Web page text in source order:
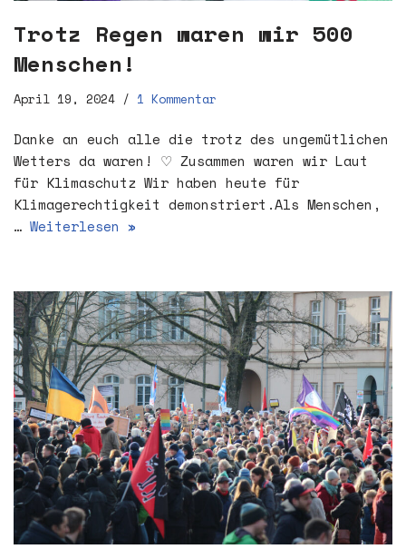
Trotz Regen waren wir 500
Menschen!
April 19, 2024 1 Kommentar
Danke an euch alle die trotz des ungemütlichen
Wetters da waren! ♡ Zusammen waren wir Laut
für Klimaschutz Wir haben heute für
Klimagerechtigkeit demonstriert.Als Menschen,
… Weiterlesen »